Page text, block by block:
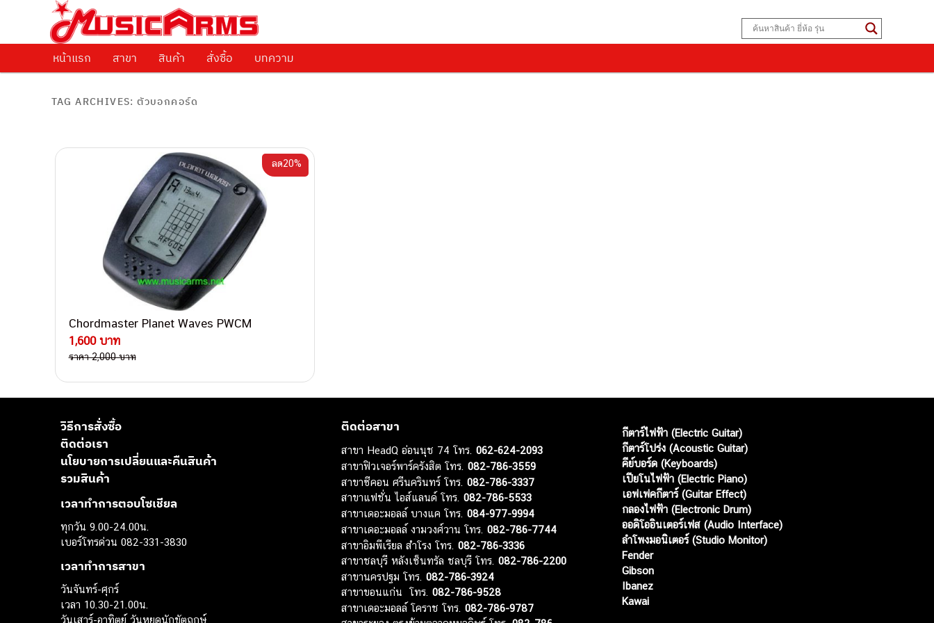
Music Arms
ศูนย์รวมครื่องดนตรีทุกชนิด ตั้งแต่เริ่มต้นถึงมืออาชีพ
Skip to primary content
Skip to secondary content
หน้าแรก สาขา สินค้า สั่งซื้อ บทความ
TAG ARCHIVES:ตัวบอกคอร์ด
Chordmaster Planet Waves PWCM
1,600 บาท
ลด20%
ราคา 2,000 บาท
วิธีการสั่งซื้อ
ติดต่อเรา
นโยบายการเปลี่ยนและคืนสินค้า
รวมสินค้า
เวลาทำการตอบโซเชียล
ทุกวัน 9.00-24.00น.
เบอร์โทรด่วน 082-331-3830
เวลาทำการสาขา
วันจันทร์-ศุกร์
เวลา 10.30-21.00น.
วันเสาร์-อาทิตย์ วันหยุดนักขัตฤกษ์
ติดต่อสาขา
สาขา HeadQ อ่อนนุช 74 โทร.062-624-2093
สาขาฟิวเจอร์พาร์ครังสิต โทร.082-786-3559
สาขาซีคอน ศรีนครินทร์ โทร.082-786-3337
สาขาแฟชั่น ไอส์แลนด์ โทร.082-786-5533
สาขาเดอะมอลล์ บางแค โทร.084-977-9994
สาขาเดอะมอลล์ งามวงศ์วาน โทร.082-786-7744
สาขาอิมพีเรียล สำโรง โทร.082-786-3336
สาขาชลบุรี หลังเซ็นทรัล ชลบุรี โทร.082-786-2200
สาขานครปฐม โทร.082-786-3924
สาขาขอนแก่น โทร.082-786-9528
สาขาเดอะมอลล์ โคราช โทร.082-786-9787
กีตาร์ไฟฟ้า (Electric Guitar)
กีตาร์โปร่ง (Acoustic Guitar)
คีย์บอร์ด (Keyboards)
เปียโนไฟฟ้า (Electric Piano)
เอฟเฟคกีตาร์ (Guitar Effect)
กลองไฟฟ้า (Electronic Drum)
ออดิโออินเตอร์เฟส (Audio Interface)
ลำโพงมอนิเตอร์ (Studio Monitor)
Fender
Gibson
Ibanez
Kawai